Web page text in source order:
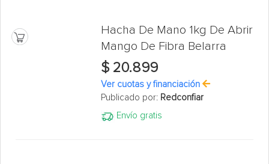
Hacha De Mano 1kg De Abrir
Mango De Fibra Belarra
$ 20.899
Ver cuotas y financiación
Publicado por: Redconfiar
Envío gratis